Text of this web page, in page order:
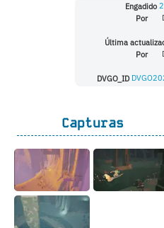
Engadido
Por
Última
Por
DVGO_ID
Capturas